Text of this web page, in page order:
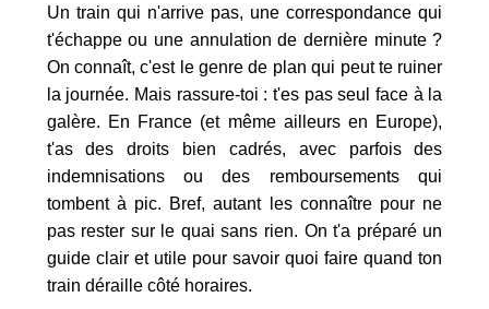
Un train qui n'arrive pas, une correspondance qui
t'échappe ou une annulation de dernière minute ?
On connaît, c'est le genre de plan qui peut te ruiner
la journée. Mais rassure-toi : t'es pas seul face à la
galère. En France (et même ailleurs en Europe),
t'as des droits bien cadrés, avec parfois des
indemnisations ou des remboursements qui
tombent à pic. Bref, autant les connaître pour ne
pas rester sur le quai sans rien. On t'a préparé un
guide clair et utile pour savoir quoi faire quand ton
train déraille côté horaires.